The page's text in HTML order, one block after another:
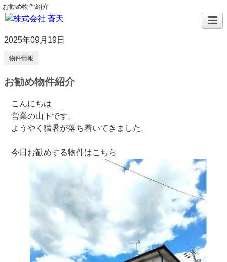
お勧め物件紹介
2025年09月19日
物件情報
お勧め物件紹介
こんにちは
営業の山下です。
ようやく猛暑が落ち着いてきました。
今日お勧めする物件はこちら